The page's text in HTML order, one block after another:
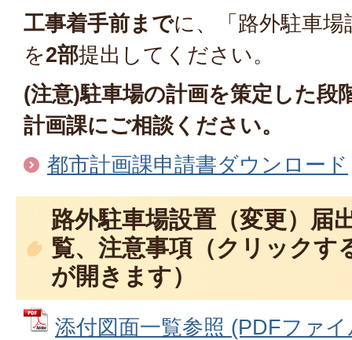
工事着手前までに、「路外駐車
を2部提出してください。
(注意)駐車場の計画を策定した段
計画課にご相談ください。
都市計画課申請書ダウンロード
路外駐車場設置（変更）届
覧、注意事項（クリックす
が開きます）
添付図面一覧参照 (PDFファ